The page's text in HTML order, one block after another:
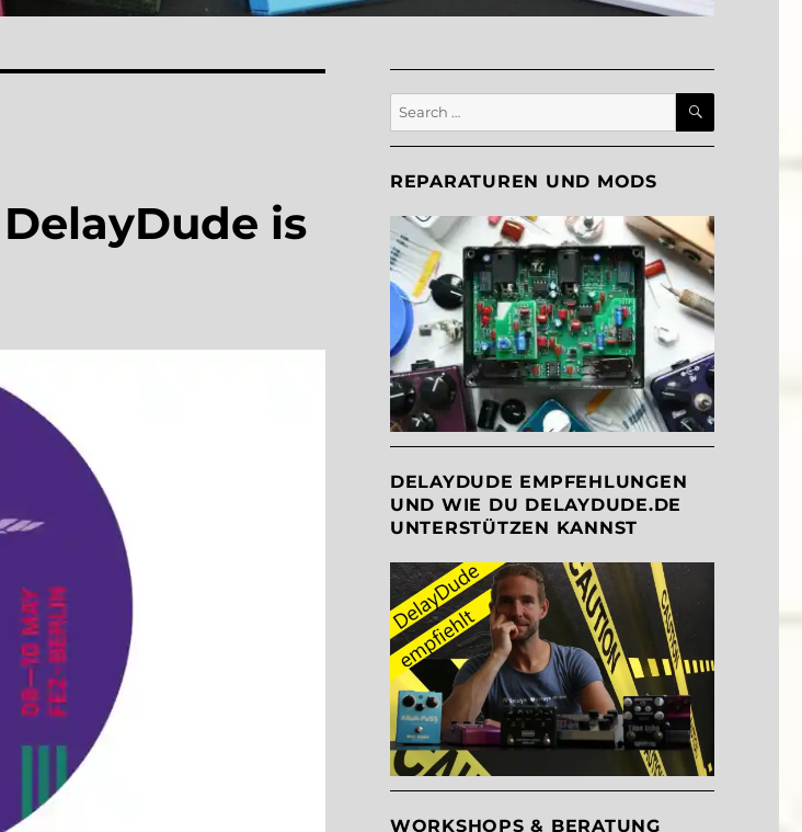
is
Search
for:
SEARCH
REPARATUREN UND MODS
DELAYDUDE EMPFEHLUNGEN
UND WIE DU DELAYDUDE.DE
UNTERSTÜTZEN KANNST
WORKSHOPS & BERATUNG